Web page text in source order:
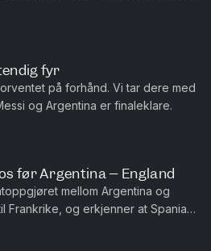
fyr
på forhånd. Vi tar dere med
og Argentina er finaleklare.
før Argentina – England
mellom Argentina og
Frankrike, og erkjenner at Spania